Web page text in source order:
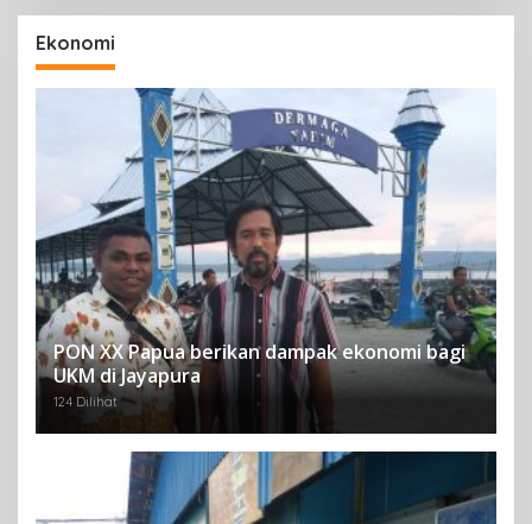
Ekonomi
PON XX Papua berikan dampak ekonomi bagi
UKM di Jayapura
124 Dilihat